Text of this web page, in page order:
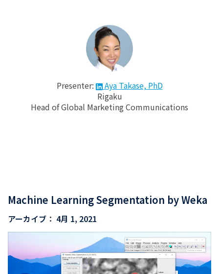
Presenter:
Aya Takase, PhD
Rigaku
Head of Global Marketing Communications
Machine Learning Segmentation by Weka
アーカイブ： 4月 1, 2021